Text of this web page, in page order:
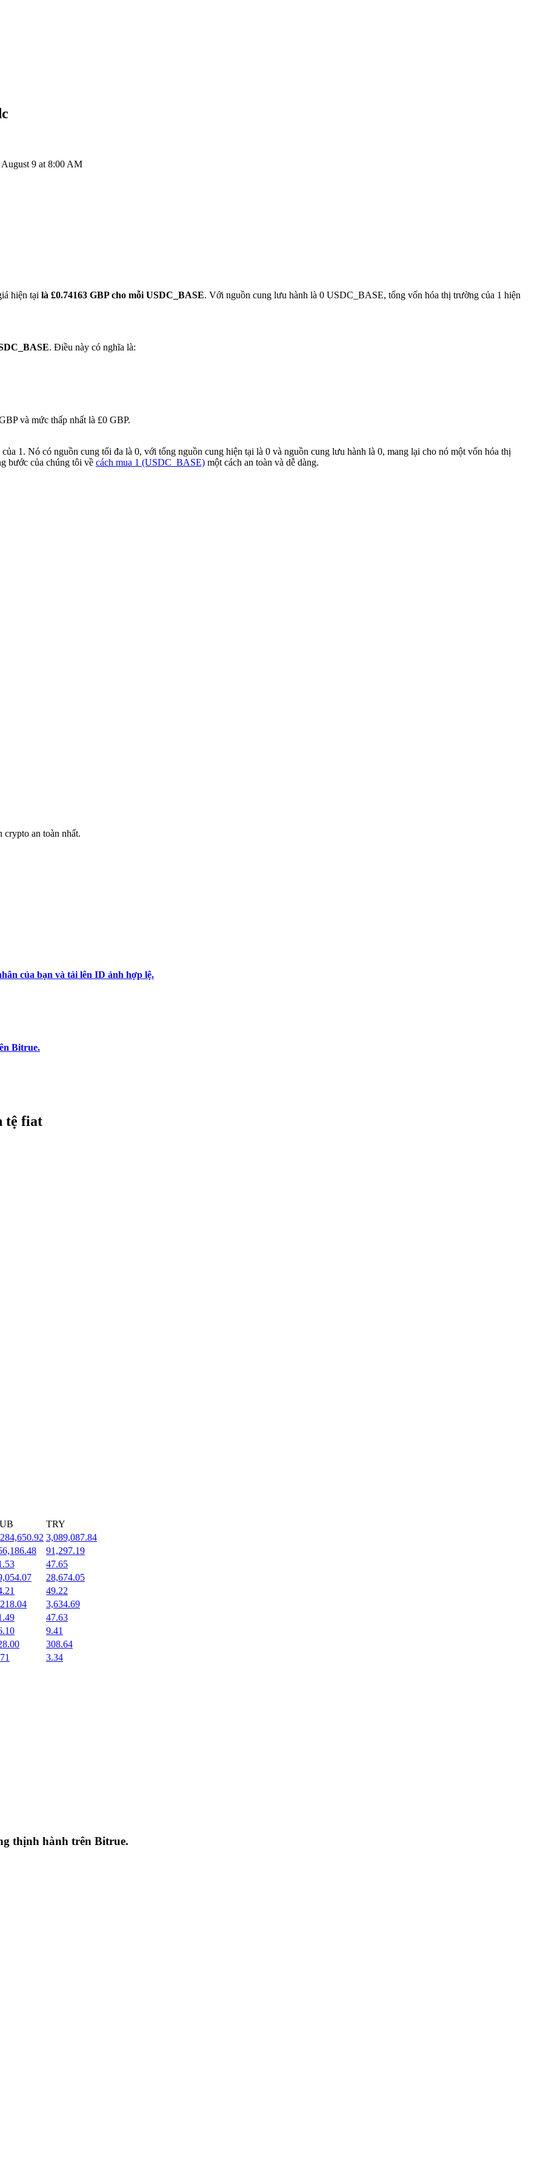
August 9 at 8:00 AM
hiện tại là £0.74163 GBP cho mỗi USDC_BASE. Với nguồn cung lưu hành là 0 USDC_BASE, tổng vốn hóa thị trường của 1 hiện
. Điều này có nghĩa là:
và mức thấp nhất là £0 GBP.
1. Nó có nguồn cung tối đa là 0, với tổng nguồn cung hiện tại là 0 và nguồn cung lưu hành là 0, mang lại cho nó một vốn hóa thị
bước của chúng tôi về cách mua 1 (USDC_BASE) một cách an toàn và dễ dàng.
crypto an toàn nhất.
của bạn và tải lên ID ảnh hợp lệ.
Bitrue.
tệ fiat
TRY
3,089,087.84
91,297.19
47.65
28,674.05
49.22
3,634.69
47.63
9.41
308.64
3.34
thịnh hành trên Bitrue.